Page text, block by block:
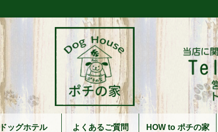
ドッグホテル よくあるご質問 HOW to ポチの家